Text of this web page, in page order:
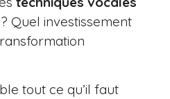
Quel investissement
tout ce qu’il faut